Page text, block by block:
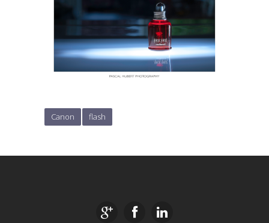
Canon flash